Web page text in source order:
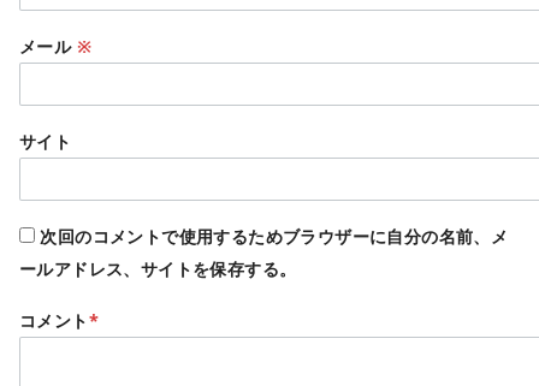
メール ※
サイト
次回のコメントで使用するためブラウザーに自分の名前、メ
ールアドレス、サイトを保存する。
コメント*